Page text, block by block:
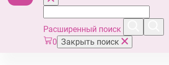
Расширенный поиск
0 Закрыть поиск